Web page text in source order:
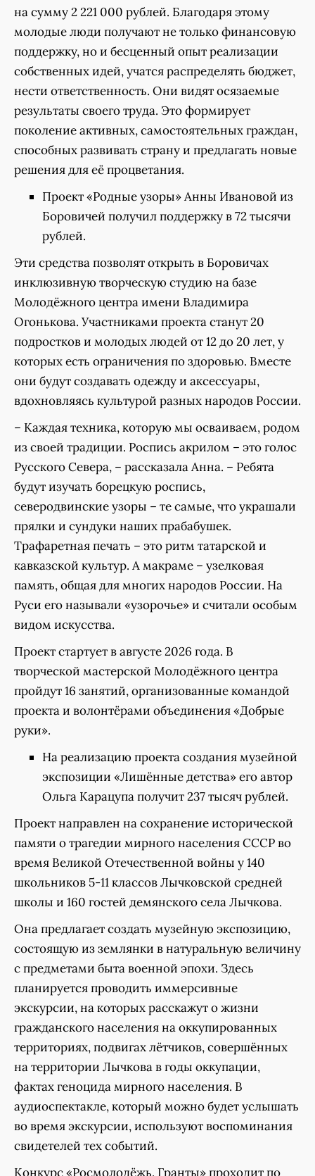
на сумму 2 221 000 рублей. Благодаря этому
молодые люди получают не только финансовую
поддержку, но и бесценный опыт реализации
собственных идей, учатся распределять бюджет,
нести ответственность. Они видят осязаемые
результаты своего труда. Это формирует
поколение активных, самостоятельных граждан,
способных развивать страну и предлагать новые
решения для её процветания.
Проект «Родные узоры» Анны Ивановой из
Боровичей получил поддержку в 72 тысячи
рублей.
Эти средства позволят открыть в Боровичах
инклюзивную творческую студию на базе
Молодёжного центра имени Владимира
Огонькова. Участниками проекта станут 20
подростков и молодых людей от 12 до 20 лет, у
которых есть ограничения по здоровью. Вместе
они будут создавать одежду и аксессуары,
вдохновляясь культурой разных народов России.
– Каждая техника, которую мы осваиваем, родом
из своей традиции. Роспись акрилом – это голос
Русского Севера, – рассказала Анна. – Ребята
будут изучать борецкую роспись,
северодвинские узоры – те самые, что украшали
прялки и сундуки наших прабабушек.
Трафаретная печать – это ритм татарской и
кавказской культур. А макраме – узелковая
память, общая для многих народов России. На
Руси его называли «узорочье» и считали особым
видом искусства.
Проект стартует в августе 2026 года. В
творческой мастерской Молодёжного центра
пройдут 16 занятий, организованные командой
проекта и волонтёрами объединения «Добрые
руки».
На реализацию проекта создания музейной
экспозиции «Лишённые детства» его автор
Ольга Карацупа получит 237 тысяч рублей.
Проект направлен на сохранение исторической
памяти о трагедии мирного населения СССР во
время Великой Отечественной войны у 140
школьников 5-11 классов Лычковской средней
школы и 160 гостей демянского села Лычкова.
Она предлагает создать музейную экспозицию,
состоящую из землянки в натуральную величину
с предметами быта военной эпохи. Здесь
планируется проводить иммерсивные
экскурсии, на которых расскажут о жизни
гражданского населения на оккупированных
территориях, подвигах лётчиков, совершённых
на территории Лычкова в годы оккупации,
фактах геноцида мирного населения. В
аудиоспектакле, который можно будет услышать
во время экскурсии, используют воспоминания
свидетелей тех событий.
Конкурс «Росмолодёжь. Гранты» проходит по